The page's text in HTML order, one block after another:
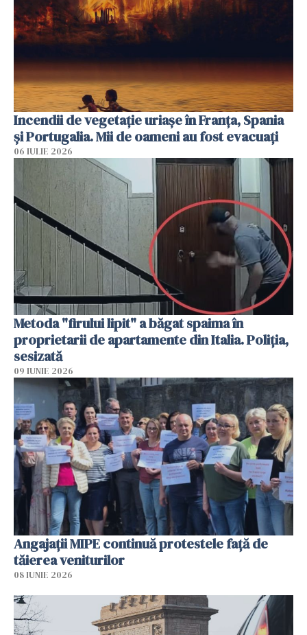
Incendii de vegetație uriașe în Franța, Spania
și Portugalia. Mii de oameni au fost evacuați
06 IULIE 2026
Metoda "firului lipit" a băgat spaima în
proprietarii de apartamente din Italia. Poliția,
sesizată
09 IUNIE 2026
Angajaţii MIPE continuă protestele faţă de
tăierea veniturilor
08 IUNIE 2026